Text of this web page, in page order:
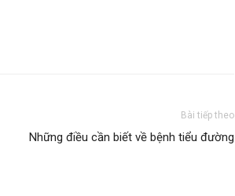
Bài tiếp theo
Những điều cần biết về bệnh tiểu đường